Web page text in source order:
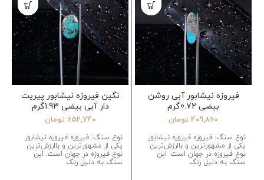
فیروزه نیشابور آبی روشن
بیضی 0.72گرم
409,860 تومان
نوع سنگ: فیروزه فیروزه نیشابور
یکی از مشهورترین و باارزش‌ترین
نوع فیروزه در جهان است. این
سنگ به دلیل رنگ
نگین فیروزه نیشابور پیریت
دار آبی بیضی 1.93گرم
652,740 تومان
نوع سنگ: فیروزه فیروزه نیشابور
یکی از مشهورترین و باارزش‌ترین
نوع فیروزه در جهان است. این
سنگ به دلیل رنگ